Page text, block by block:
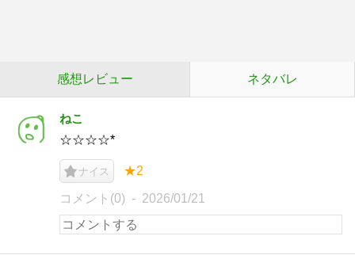
感想レビュー ネタバレ
ねこ
☆☆☆☆*
ナイス ★2
コメント(0) 2026/01/21